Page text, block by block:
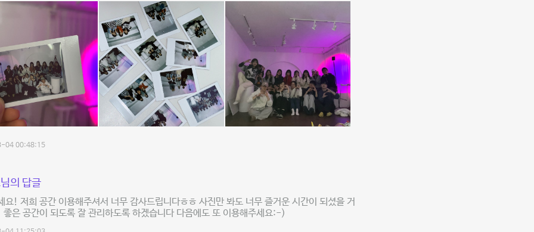
04 00:48:15
의 답글
요! 저희 공간 이용해주셔서 너무 감사드립니다ㅎㅎ 사진만 봐도 너무 즐거운 시간이 되셨을 거
은 공간이 되도록 잘 관리하도록 하겠습니다 다음에도 또 이용해주세요:-)